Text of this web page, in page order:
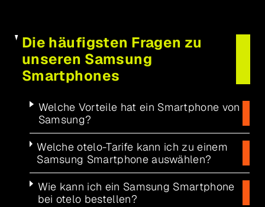
Die häufigsten Fragen zu
unseren Samsung
Smartphones
Welche Vorteile hat ein Smartphone von
Samsung?
Welche otelo-Tarife kann ich zu einem
Samsung Smartphone auswählen?
Wie kann ich ein Samsung Smartphone
bei otelo bestellen?